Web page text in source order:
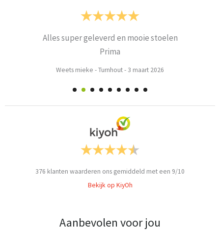
Alles super geleverd en mooie stoelen
Prima
Weets mieke -Turnhout- 3 maart 2026
376 klanten waarderen ons gemiddeld met een 9/10
Bekijk op KiyOh
Aanbevolen voor jou